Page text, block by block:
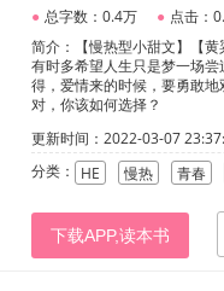
● 总字数：0.4万 ● 点击：
简介：【慢热型小甜文】【
有时多希望人生只是梦一场
得，爱情来的时候，要勇敢
对，你该如何选择？
更新时间：2022-03-07
分类：
HE 慢热 青春
下载APP,读本书